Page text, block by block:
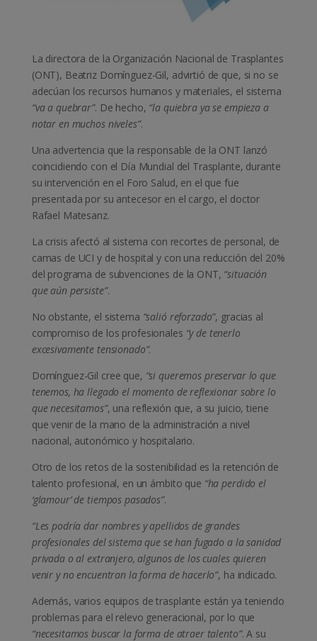
La directora de la Organización Nacional de Trasplantes
(ONT), Beatriz Domínguez-Gil, advirtió de que, si no se
adecúan los recursos humanos y materiales, el sistema
“va a quebrar”. De hecho, “la quiebra ya se empieza a
notar en muchos niveles”.
Una advertencia que la responsable de la ONT lanzó
coincidiendo con el Día Mundial del Trasplante, durante
su intervención en el Foro Salud, en el que fue
presentada por su antecesor en el cargo, el doctor
Rafael Matesanz.
La crisis afectó al sistema con recortes de personal, de
camas de UCI y de hospital y con una reducción del 20%
del programa de subvenciones de la ONT, “situación
que aún persiste”.
No obstante, el sistema “salió reforzado”, gracias al
compromiso de los profesionales “y de tenerlo
excesivamente tensionado”.
Domínguez-Gil cree que, “si queremos preservar lo que
tenemos, ha llegado el momento de reflexionar sobre lo
que necesitamos”, una reflexión que, a su juicio, tiene
que venir de la mano de la administración a nivel
nacional, autonómico y hospitalario.
Otro de los retos de la sostenibilidad es la retención de
talento profesional, en un ámbito que “ha perdido el
‘glamour’ de tiempos pasados”.
“Les podría dar nombres y apellidos de grandes
profesionales del sistema que se han fugado a la sanidad
privada o al extranjero, algunos de los cuales quieren
venir y no encuentran la forma de hacerlo”, ha indicado.
Además, varios equipos de trasplante están ya teniendo
problemas para el relevo generacional, por lo que
“necesitamos buscar la forma de atraer talento”. A su